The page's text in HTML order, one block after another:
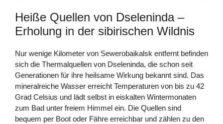
Heiße Quellen von Dseleninda –
Erholung in der sibirischen Wildnis
Nur wenige Kilometer von Sewerobaikalsk entfernt befinden
sich die Thermalquellen von Dseleninda, die schon seit
Generationen für ihre heilsame Wirkung bekannt sind. Das
mineralreiche Wasser erreicht Temperaturen von bis zu 42
Grad Celsius und lädt selbst in eiskalten Wintermonaten
zum Bad unter freiem Himmel ein. Die Quellen sind
bequem per Boot oder Fähre erreichbar und zählen zu den